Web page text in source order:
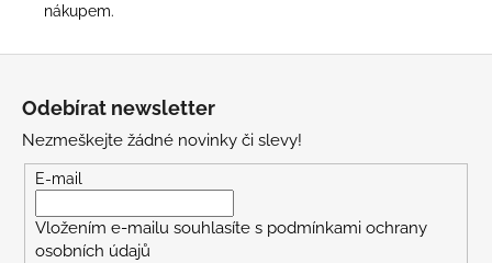
nákupem.
Odebírat newsletter
Nezmeškejte žádné novinky či slevy!
E-mail
Vložením e-mailu souhlasíte s podmínkami ochrany
osobních údajů